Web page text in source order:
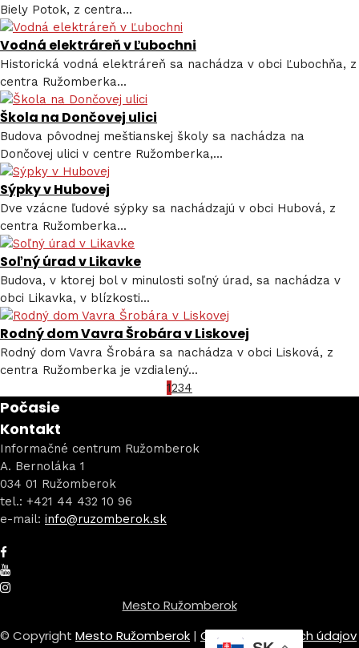
Biely Potok, z centra...
Vodná elektráreň v Ľubochni
Historická vodná elektráreň sa nachádza v obci Ľubochňa, z
centra Ružomberka...
Škola na Dončovej ulici
Budova pôvodnej meštianskej školy sa nachádza na
Dončovej ulici v centre Ružomberka,...
Sýpky v Hubovej
Dve vzácne ľudové sýpky sa nachádzajú v obci Hubová, z
centra Ružomberka...
Soľný úrad v Likavke
Budova, v ktorej bol v minulosti soľný úrad, sa nachádza v
obci Likavka, v blízkosti...
Rodný dom Vavra Šrobára v Liskovej
Rodný dom Vavra Šrobára sa nachádza v obci Lisková, z
centra Ružomberka je vzdialený...
1234
Počasie
Kontakt
Informačné centrum Ružomberok
A. Bernoláka 1
034 01 Ružomberok
tel.: +421 44 432 10 96
e-mail: info@ruzomberok.sk
Mesto Ružomberok
© Copyright Mesto Ružomberok | Ochrana osobných údajov